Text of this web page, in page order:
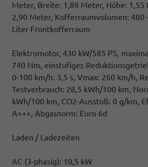
Meter, Breite: 1,89 Meter, Höhe: 1,55
2,90 Meter, Kofferraumvolumen: 480
Liter Frontkofferraum
Elektromotor, 430 kW/585 PS,
740 Nm, einstufiges
0-100 km/h: 3,5 s, Vmax: 260 km/h,
Testverbrauch: 28,5 kWh/100 km,
kWh/100 km, CO2-Ausstoß: 0 g/km,
A+++, Abgasnorm: Euro 6d
Laden / Ladezeiten
AC (3-phasig): 10,5 kW